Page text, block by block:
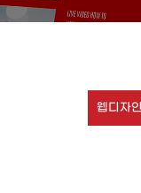
웹디자인